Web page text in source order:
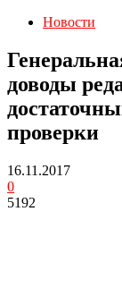
Новости
доводы
проверки
16.11.2017
0
5192